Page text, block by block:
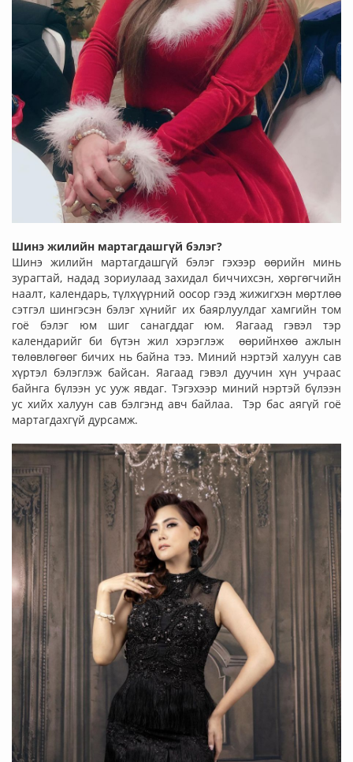
Шинэ жилийн мартагдашгүй бэлэг?
Шинэ жилийн мартагдашгүй бэлэг гэхээр өөрийн минь
зурагтай, надад зориулаад захидал биччихсэн, хөргөгчийн
наалт, календарь, түлхүүрний оосор гээд жижигхэн мөртлөө
сэтгэл шингэсэн бэлэг хүнийг их баярлуулдаг хамгийн том
гоё бэлэг юм шиг санагддаг юм. Яагаад гэвэл тэр
календарийг би бүтэн жил хэрэглэж өөрийнхөө ажлын
төлөвлөгөөг бичих нь байна тээ. Миний нэртэй халуун сав
хүртэл бэлэглэж байсан. Яагаад гэвэл дуучин хүн учраас
байнга бүлээн ус ууж явдаг. Тэгэхээр миний нэртэй бүлээн
ус хийх халуун сав бэлгэнд авч байлаа. Тэр бас аягүй гоё
мартагдахгүй дурсамж.